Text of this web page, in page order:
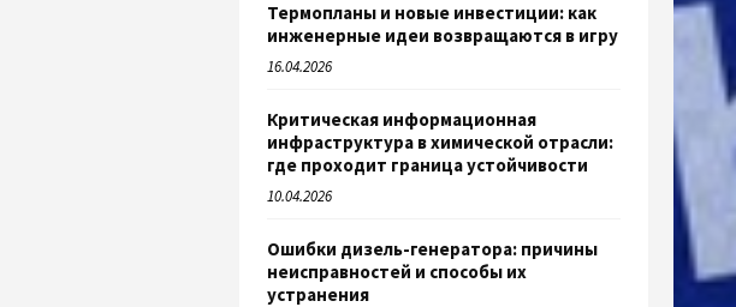
Термопланы и новые инвестиции: как
инженерные идеи возвращаются в игру
16.04.2026
Критическая информационная
инфраструктура в химической отрасли:
где проходит граница устойчивости
10.04.2026
Ошибки дизель-генератора: причины
неисправностей и способы их
устранения